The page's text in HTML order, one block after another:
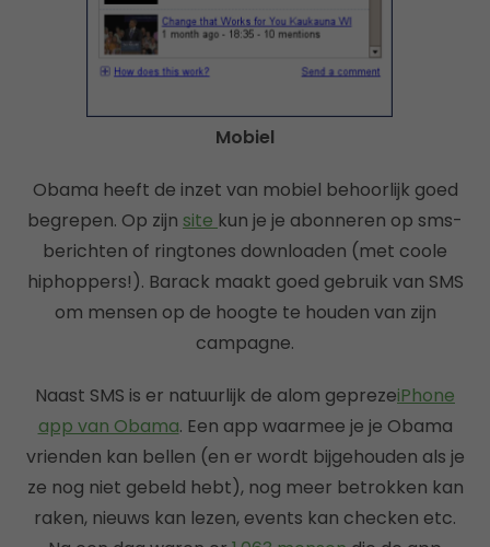
Mobiel
Obama heeft de inzet van mobiel behoorlijk goed
begrepen. Op zijn site kun je je abonneren op sms-
berichten of ringtones downloaden (met coole
hiphoppers!). Barack maakt goed gebruik van SMS
om mensen op de hoogte te houden van zijn
campagne.
Naast SMS is er natuurlijk de alom geprezeiPhone
app van Obama. Een app waarmee je je Obama
vrienden kan bellen (en er wordt bijgehouden als je
ze nog niet gebeld hebt), nog meer betrokken kan
raken, nieuws kan lezen, events kan checken etc.